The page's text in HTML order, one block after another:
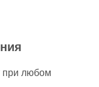
при любом